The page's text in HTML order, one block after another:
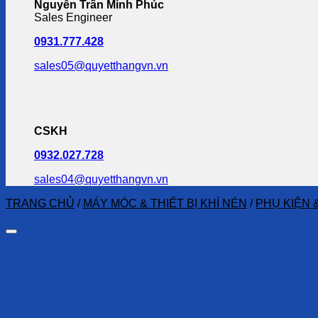
Nguyễn Trần Minh Phúc
Sales Engineer
0931.777.428
sales05@quyetthangvn.vn
CSKH
0932.027.728
sales04@quyetthangvn.vn
TRANG CHỦ / MÁY MÓC & THIẾT BỊ KHÍ NÉN / PHỤ KIỆN